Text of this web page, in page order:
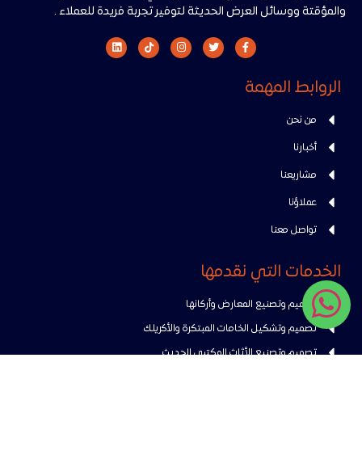
والمؤقتة ووسائل العرض الحديثة لتوفير تجربة فريدة للعملاء .
الروابط المهمة
من نحن
أخبارنا
مشاريعنا
عملاؤنا
تواصل معنا
الخدمات التي نقدمها
تصميم وتصنيع المعارض وأركانها
تصميم وتشكيل الخامات المبتكرة والأكريلك
تصميم وتصنيع الأثاث المكتبي الحديث